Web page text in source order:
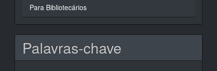
Para Bibliotecários
Palavras-chave